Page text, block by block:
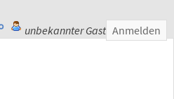
unbekannter Gast Anmelden